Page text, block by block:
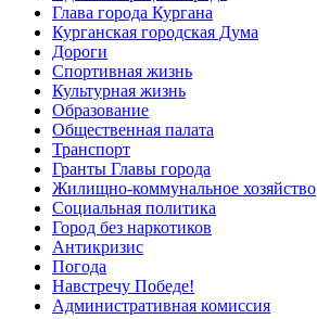
Глава города Кургана
Курганская городская Дума
Дороги
Спортивная жизнь
Культурная жизнь
Образование
Общественная палата
Транспорт
Гранты Главы города
Жилищно-коммунальное хозяйство
Социальная политика
Город без наркотиков
Антикризис
Погода
Навстречу Победе!
Административная комиссия